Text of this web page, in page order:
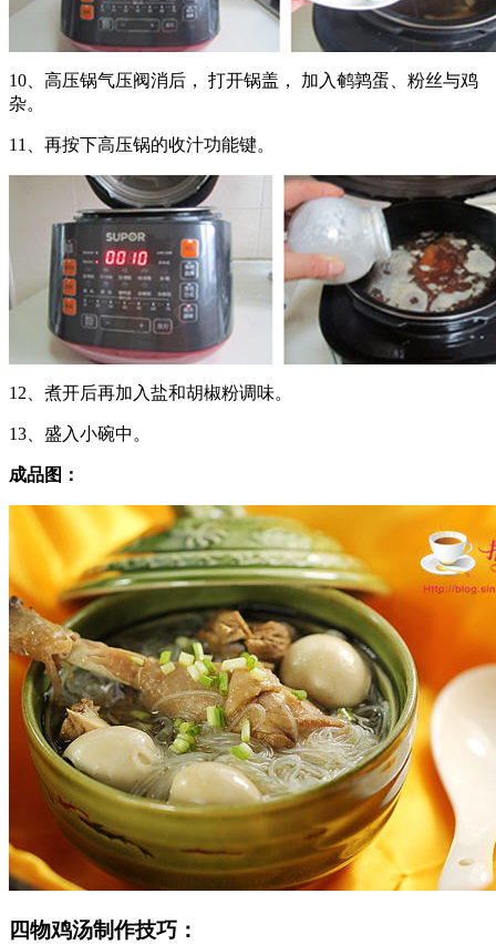
10、高压锅气压阀消后， 打开锅盖， 加入鹌鹑蛋、粉丝与鸡
杂。
11、再按下高压锅的收汁功能键。
12、煮开后再加入盐和胡椒粉调味。
13、盛入小碗中。
成品图：
四物鸡汤制作技巧：